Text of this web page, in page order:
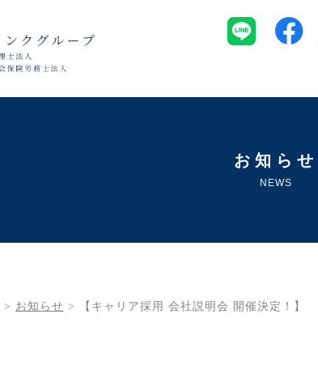
お知らせ
NEWS
> お知らせ > 【キャリア採用 会社説明会 開催決定！】